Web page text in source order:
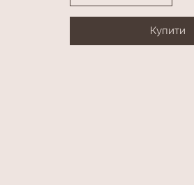
Купити